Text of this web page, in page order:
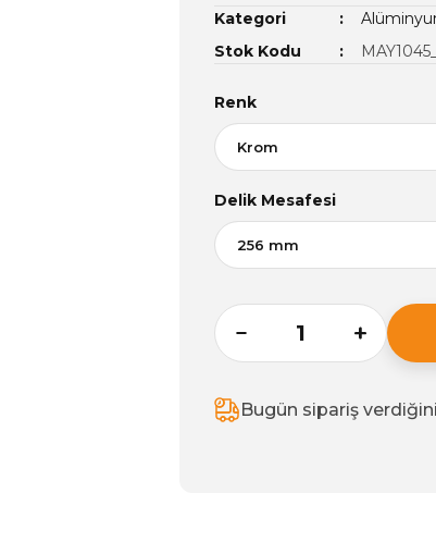
Kategori
Stok Kodu
Renk
Delik Mesafesi
Bugün sipariş